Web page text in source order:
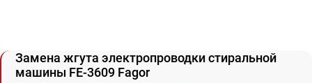
Замена жгута электропроводки стиральной
машины FE-3609 Fagor